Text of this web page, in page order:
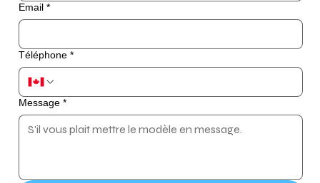
Email *
Téléphone *
Message *